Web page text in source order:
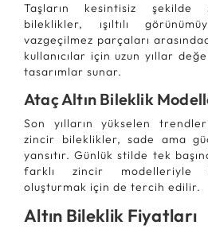
Taşların kesintisiz şekilde
bileklikler, ışıltılı
vazgeçilmez parçaları
kullanıcılar için uzun yıllar
tasarımlar sunar.
Ataç Altın Bileklik
Son yılların yükselen
zincir bileklikler, sade ama
yansıtır. Günlük stilde tek
farklı zincir modelleriyle
oluşturmak için de tercih edilir.
Altın Bileklik Fiyatları